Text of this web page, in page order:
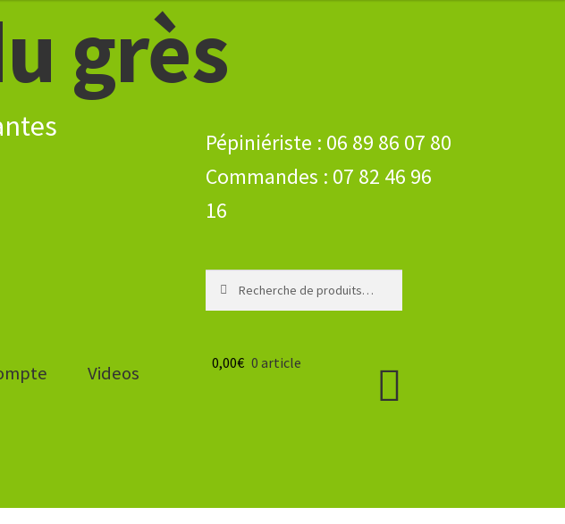
grès
pour :
Videos 0,00€ 0 article